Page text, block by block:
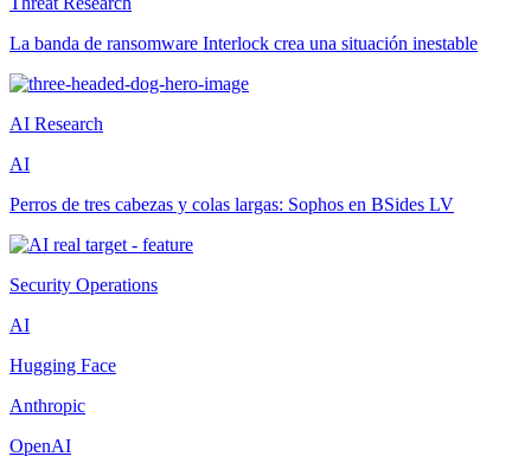
La banda de ransomware Interlock crea una situación inestable
AI Research
AI
Perros de tres cabezas y colas largas: Sophos en BSides LV
Security Operations
AI
Hugging Face
Anthropic
OpenAI